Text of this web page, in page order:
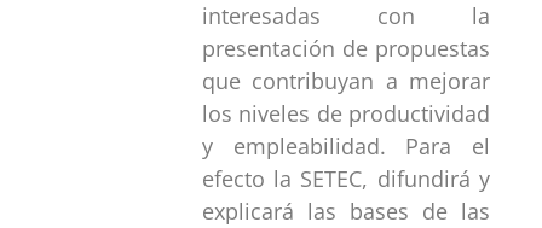
interesadas con la
presentación de propuestas
que contribuyan a mejorar
los niveles de productividad
y empleabilidad. Para el
efecto la SETEC, difundirá y
explicará las bases de las